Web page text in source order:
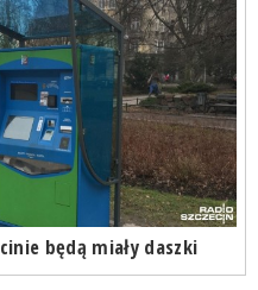
będą miały daszki